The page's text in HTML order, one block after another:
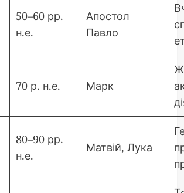
50–60 рр.
н.е.
Апостол
Павло
70 р. н.е. Марк
80–90 рр.
н.е.
Матвій, Лука